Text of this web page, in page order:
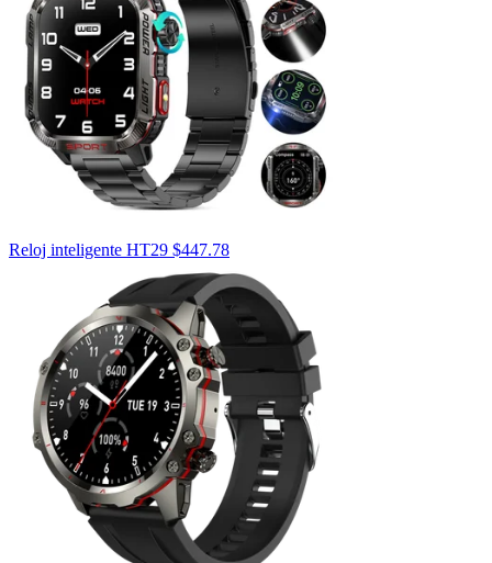
Reloj inteligente HT29 $447.78